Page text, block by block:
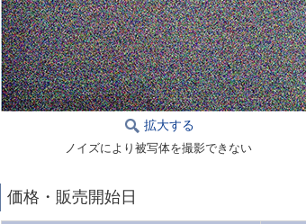
拡大する
ノイズにより被写体を撮影できない
価格・販売開始日